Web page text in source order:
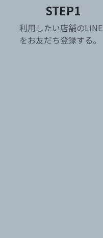
STEP1
利用したい店舗のLINE
をお友だち登録する。